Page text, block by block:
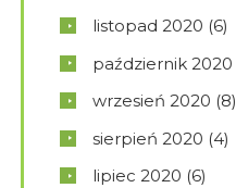
listopad 2020 (6)
październik 2020
wrzesień 2020 (8)
sierpień 2020 (4)
lipiec 2020 (6)